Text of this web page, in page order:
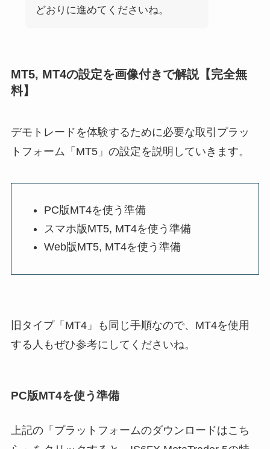
どおりに進めてくださいね。
MT5, MT4の設定を画像付きで解説【完全無
料】
デモトレードを体験するために必要な取引プラッ
トフォーム「MT5」の設定を説明していきます。
PC版MT4を使う準備
スマホ版MT5, MT4を使う準備
Web版MT5, MT4を使う準備
旧タイプ「MT4」も同じ手順なので、MT4を使用
する人もぜひ参考にしてくださいね。
PC版MT4を使う準備
上記の「プラットフォームのダウンロードはこち